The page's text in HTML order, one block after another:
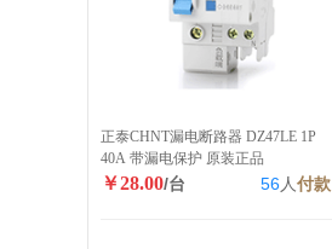
正泰CHNT漏电断路器 DZ47LE 1P
40A 带漏电保护 原装正品
￥28.00/台 56人付款